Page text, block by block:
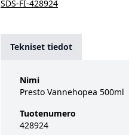
SDS-FI-428924
Tekniset tiedot
Nimi
Presto Vannehopea 500ml
Tuotenumero
428924